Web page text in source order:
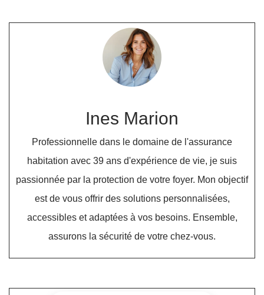
Ines Marion
Professionnelle dans le domaine de l'assurance
habitation avec 39 ans d'expérience de vie, je suis
passionnée par la protection de votre foyer. Mon objectif
est de vous offrir des solutions personnalisées,
accessibles et adaptées à vos besoins. Ensemble,
assurons la sécurité de votre chez-vous.